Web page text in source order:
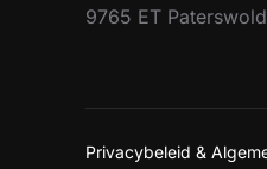
9765 ET
Privacybeleid &